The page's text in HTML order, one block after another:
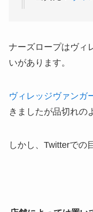
ナーズロープはヴィ
いがあります。
ヴィレッジヴァンガ
きましたが品切れの
しかし、Twitterでの